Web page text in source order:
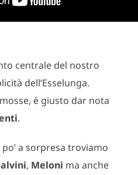
centrale del nostro
dell’Esselunga.
è giusto dar nota
.
a sorpresa troviamo
, Meloni ma anche